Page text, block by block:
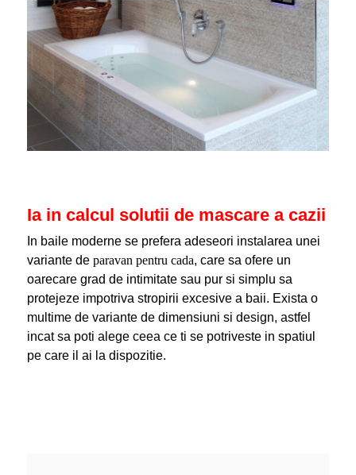
Ia in calcul solutii de mascare a cazii
In baile moderne se prefera adeseori instalarea unei
variante de paravan pentru cada, care sa ofere un
oarecare grad de intimitate sau pur si simplu sa
protejeze impotriva stropirii excesive a baii. Exista o
multime de variante de dimensiuni si design, astfel
incat sa poti alege ceea ce ti se potriveste in spatiul
pe care il ai la dispozitie.